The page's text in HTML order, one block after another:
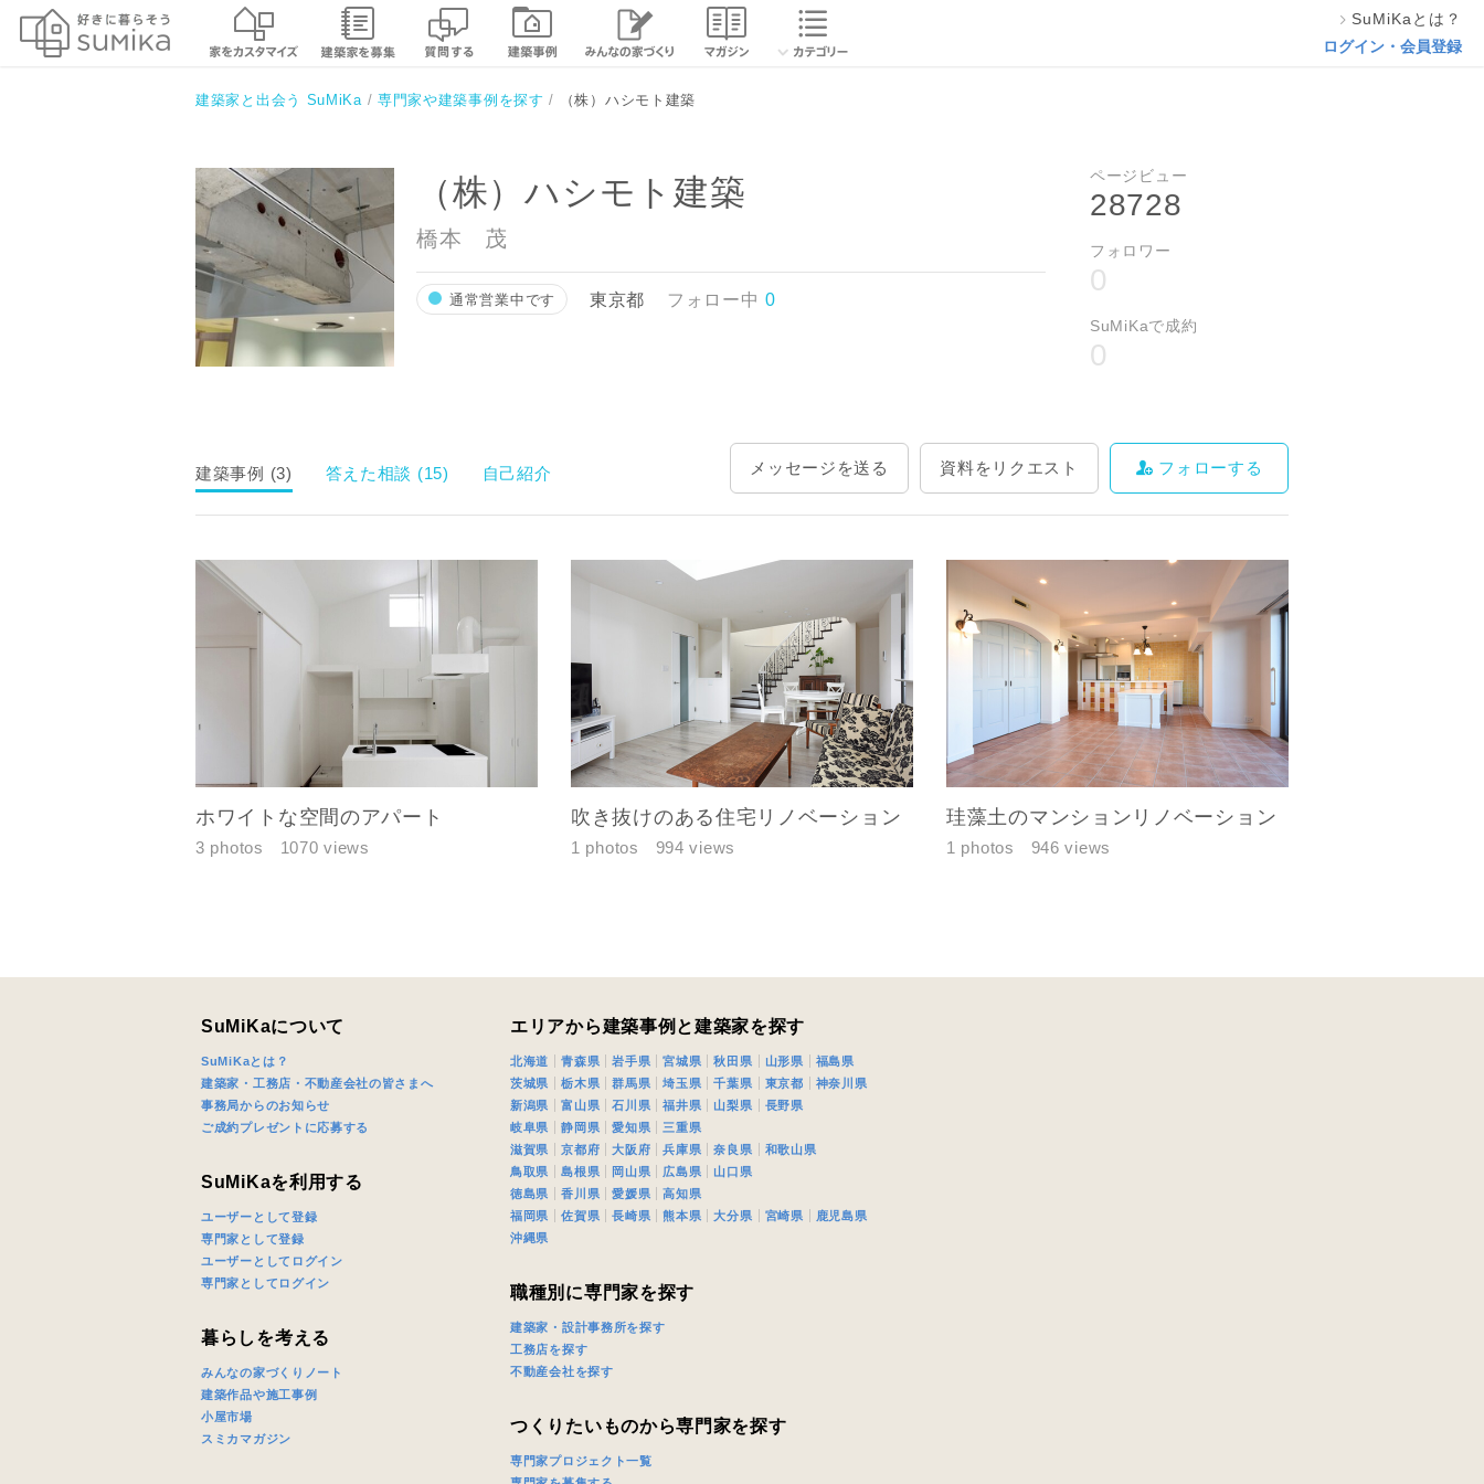
SuMiKaとは？
ログイン・会員登録
建築家と出会う SuMiKa 専門家や建築事例を探す （株）ハシモト建築
（株）ハシモト建築 相談する
（株）ハシモト建築
橋本 茂
通常営業中です 東京都 フォロー中 0
ページビュー
28728
フォロワー
0
SuMiKaで成約
0
建築事例 (3) 答えた相談 (15) 自己紹介 メッセージを送る 資料をリクエスト フォローする
ホワイトな空間のアパート
3 photos 1070 views
吹き抜けのある住宅リノベーション
1 photos 994 views
珪藻土のマンションリノベーション
1 photos 946 views
メールアドレス
ご住所
都道府県
市区町村
町名
希望の予算 万円〜
完成希望時期
当社はお客様からいただいた個人情報を，お客様が指定された専門家へ提供すること、または当社サービ
閉じる
SuMiKaについて
SuMiKaとは？
建築家・工務店・不動産会社の皆さまへ
事務局からのお知らせ
ご成約プレゼントに応募する
SuMiKaを利用する
ユーザーとして登録
専門家として登録
ユーザーとしてログイン
専門家としてログイン
暮らしを考える
みんなの家づくりノート
建築作品や施工事例
小屋市場
スミカマガジン
エリアから建築事例と建築家を探す
北海道 青森県 岩手県 宮城県 秋田県 山形県
福島県
茨城県
栃木県 群馬県 埼玉県 千葉県 東京都
神奈川県
新潟県
富山県 石川県 福井県 山梨県
長野県
岐阜県
静岡県 愛知県
三重県
滋賀県
京都府 大阪府 兵庫県 奈良県
和歌山県
鳥取県
島根県 岡山県 広島県
山口県
徳島県
香川県 愛媛県
高知県
福岡県
佐賀県 長崎県 熊本県 大分県 宮崎県
鹿児島県
沖縄県
職種別に専門家を探す
建築家・設計事務所を探す
工務店を探す
不動産会社を探す
つくりたいものから専門家を探す
専門家プロジェクト一覧